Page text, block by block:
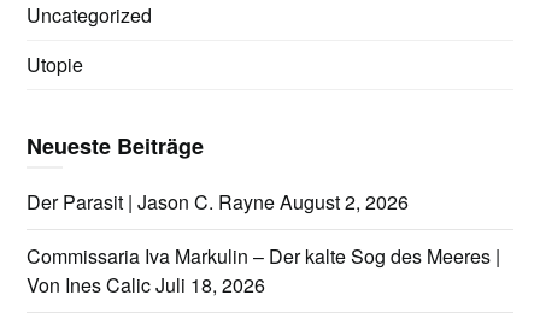
Uncategorized
Utopie
Neueste Beiträge
Der Parasit | Jason C. RayneAugust 2, 2026
Commissaria Iva Markulin – Der kalte Sog des Meeres |
Von Ines CalicJuli 18, 2026